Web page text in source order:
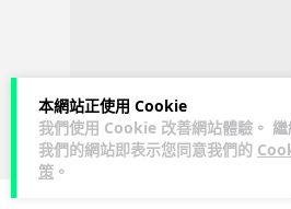
本網站正使用 Cookie
我們使用 Cookie 改善網站體驗。
我們的網站即表示您同意我們的
策 。